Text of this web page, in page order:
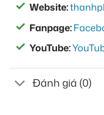
Website:
Fanpage:
YouTube:
Đánh giá (0)